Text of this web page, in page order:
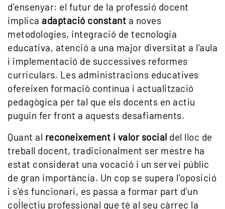
d’ensenyar: el futur de la professió docent
implica adaptació constant a noves
metodologies, integració de tecnologia
educativa, atenció a una major diversitat a l’aula
i implementació de successives reformes
curriculars. Les administracions educatives
ofereixen formació contínua i actualització
pedagògica per tal que els docents en actiu
puguin fer front a aquests desafiaments.
Quant al reconeixement i valor social del lloc de
treball docent, tradicionalment ser mestre ha
estat considerat una vocació i un servei públic
de gran importància. Un cop se supera l’oposició
i s’és funcionari, es passa a formar part d’un
col·lectiu professional que té al seu càrrec la